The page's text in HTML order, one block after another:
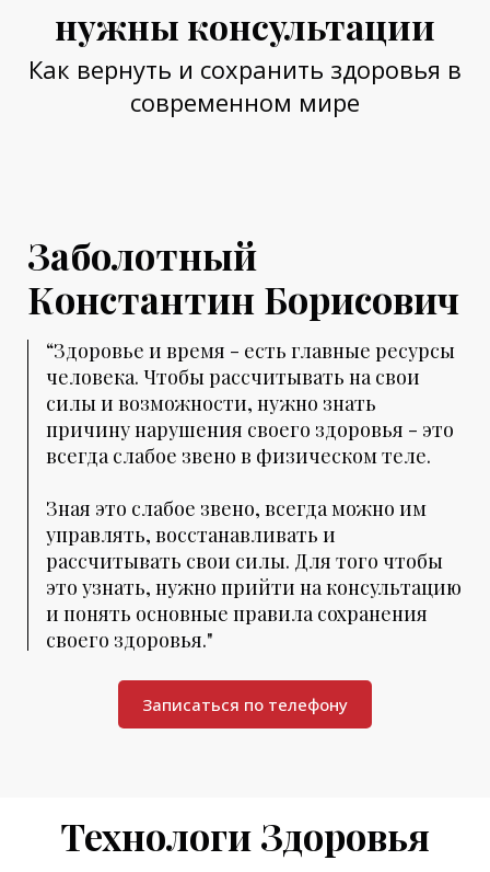
нужны консультации
Как вернуть и сохранить здоровья в
современном мире
Заболотный
Константин Борисович
“Здоровье и время - есть главные ресурсы
человека. Чтобы рассчитывать на свои
силы и возможности, нужно знать
причину нарушения своего здоровья - это
всегда слабое звено в физическом теле.
Зная это слабое звено, всегда можно им
управлять, восстанавливать и
рассчитывать свои силы. Для того чтобы
это узнать, нужно прийти на консультацию
и понять основные правила сохранения
своего здоровья."
Записаться по телефону
Технологи Здоровья